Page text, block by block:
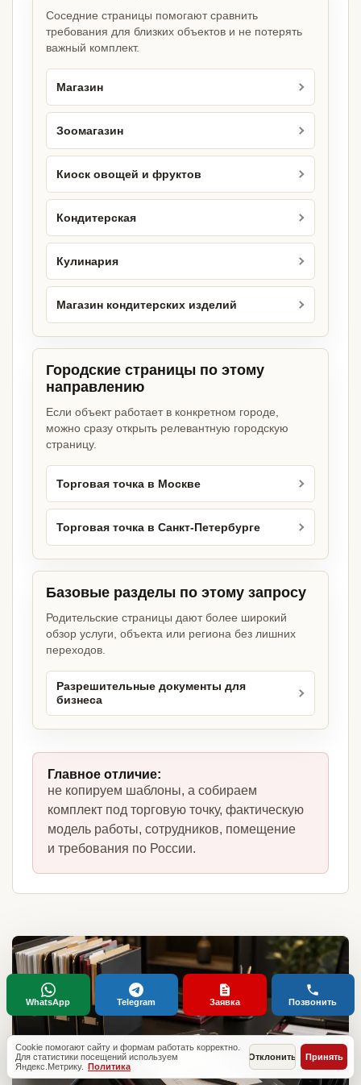
Соседние страницы помогают сравнить
требования для близких объектов и не потерять
важный комплект.
Магазин
Зоомагазин
Киоск овощей и фруктов
Кондитерская
Кулинария
Магазин кондитерских изделий
Городские страницы по этому
направлению
Если объект работает в конкретном городе,
можно сразу открыть релевантную городскую
страницу.
Торговая точка в Москве
Торговая точка в Санкт-Петербурге
Базовые разделы по этому запросу
Родительские страницы дают более широкий
обзор услуги, объекта или региона без лишних
переходов.
Разрешительные документы для
бизнеса
Главное отличие:
не копируем шаблоны, а собираем
комплект под торговую точку, фактическую
модель работы, сотрудников, помещение
и требования по России.
Cookie помогают сайту и формам работать корректно.
Для статистики посещений используем
Яндекс.Метрику. Политика
Отклонить Принять
WhatsApp Telegram Заявка Позвонить